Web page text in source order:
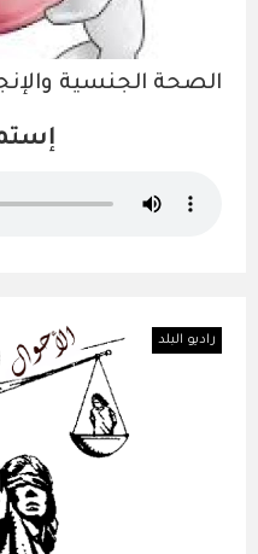
الصحة الجنسية
راديو البلد